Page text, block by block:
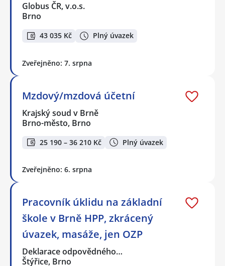
Globus ČR, v.o.s.
Brno
43 035 Kč Plný úvazek
Zveřejněno: 7. srpna
Mzdový/mzdová účetní
Krajský soud v Brně
Brno-město, Brno
25 190 – 36 210 Kč Plný úvazek
Zveřejněno: 6. srpna
Pracovník úklidu na základní
škole v Brně HPP, zkrácený
úvazek, masáže, jen OZP
Deklarace odpovědného…
Štýřice, Brno